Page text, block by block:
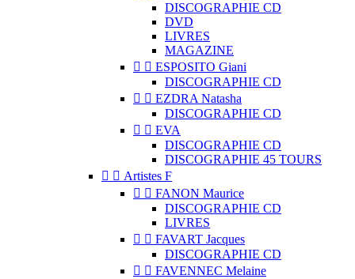
DISCOGRAPHIE CD
DVD
LIVRES
MAGAZINE
  ESPOSITO Giani
DISCOGRAPHIE CD
  EZDRA Natasha
DISCOGRAPHIE CD
  EVA
DISCOGRAPHIE CD
DISCOGRAPHIE 45 TOURS
  Artistes F
  FANON Maurice
DISCOGRAPHIE CD
LIVRES
  FAVART Jacques
DISCOGRAPHIE CD
  FAVENNEC Melaine